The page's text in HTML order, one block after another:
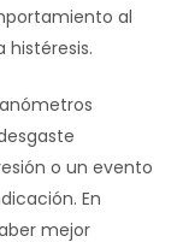
al
histéresis.
o un evento
En
mejor